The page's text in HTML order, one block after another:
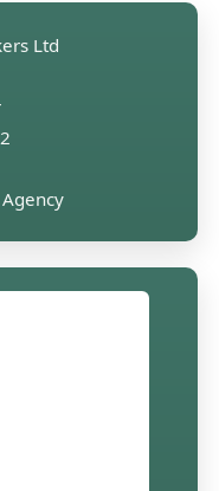
Ltd